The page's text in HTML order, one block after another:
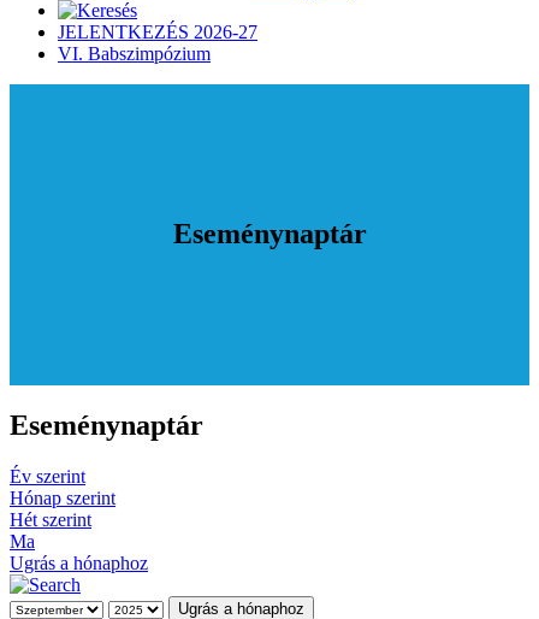
JELENTKEZÉS 2026-27
VI. Babszimpózium
Eseménynaptár
Eseménynaptár
Év szerint
Hónap szerint
Hét szerint
Ma
Ugrás a hónaphoz
Ugrás a hónaphoz